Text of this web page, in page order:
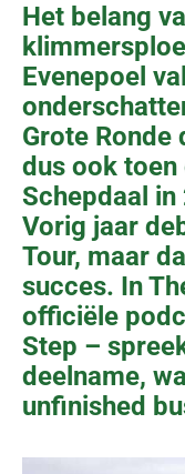
Het belang
Evenepoel
Grote Ronde
dus ook
Schepdaal
Vorig jaar
Tour, maar
succes. In
officiële
Step –
deelname,
unfinished